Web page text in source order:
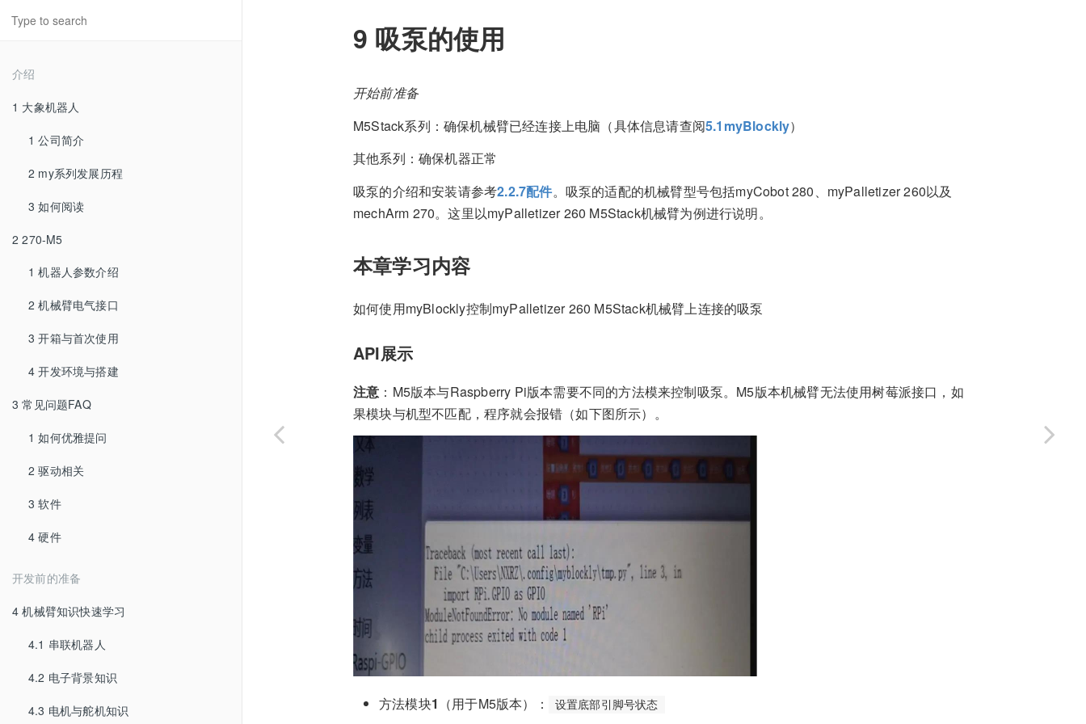
介绍
1 大象机器人
1 公司简介
2 my系列发展历程
3 如何阅读
2 270-M5
1 机器人参数介绍
2 机械臂电气接口
3 开箱与首次使用
4 开发环境与搭建
3 常见问题FAQ
1 如何优雅提问
2 驱动相关
3 软件
4 硬件
开发前的准备
4 机械臂知识快速学习
4.1 串联机器人
4.2 电子背景知识
4.3 电机与舵机知识
9 吸泵的使用
开始前准备
M5Stack系列：确保机械臂已经连接上电脑（具体信息请查阅5.1myBlockly）
其他系列：确保机器正常
吸泵的介绍和安装请参考2.2.7配件。吸泵的适配的机械臂型号包括myCobot 280、myPalletizer 260以及
mechArm 270。这里以myPalletizer 260 M5Stack机械臂为例进行说明。
本章学习内容
如何使用myBlockly控制myPalletizer 260 M5Stack机械臂上连接的吸泵
API展示
注意 ：M5版本与Raspberry Pi版本需要不同的方法模来控制吸泵。M5版本机械臂无法使用树莓派接口，如
果模块与机型不匹配，程序就会报错（如下图所示）。
方法模块1 （用于M5版本）： 设置底部引脚号状态